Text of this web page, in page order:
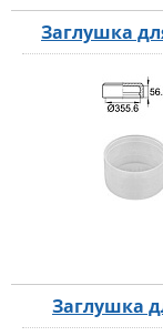
Заглушка
Заглушка